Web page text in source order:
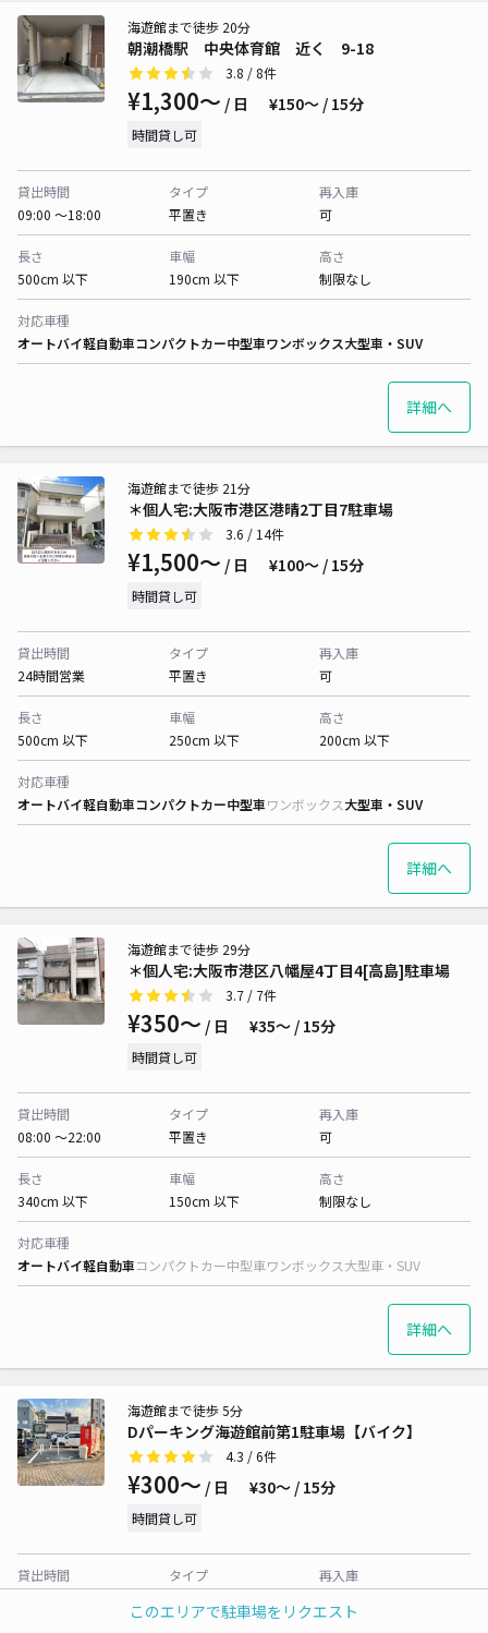
このエリアで駐車場をリクエスト
朝潮橋駅 中央体育館 近く 9-18
海遊館まで徒歩 20分
3.8 / 8件
¥1,300〜 / 日 ¥150〜 / 15分
時間貸し可
貸出時間
09:00 〜18:00
タイプ
平置き
再入庫
可
長さ
500cm 以下
車幅
190cm 以下
高さ
制限なし
対応車種
オートバイ軽自動車コンパクトカー中型車ワンボックス大型車・SUV
詳細へ
＊個人宅:大阪市港区港晴2丁目7駐車場
海遊館まで徒歩 21分
3.6 / 14件
¥1,500〜 / 日 ¥100〜 / 15分
時間貸し可
貸出時間
24時間営業
タイプ
平置き
再入庫
可
長さ
500cm 以下
車幅
250cm 以下
高さ
200cm 以下
対応車種
オートバイ軽自動車コンパクトカー中型車ワンボックス大型車・SUV
詳細へ
＊個人宅:大阪市港区八幡屋4丁目4[高島]駐車場
海遊館まで徒歩 29分
3.7 / 7件
¥350〜 / 日 ¥35〜 / 15分
時間貸し可
貸出時間
08:00 〜22:00
タイプ
平置き
再入庫
可
長さ
340cm 以下
車幅
150cm 以下
高さ
制限なし
対応車種
オートバイ軽自動車コンパクトカー中型車ワンボックス大型車・SUV
詳細へ
Dパーキング海遊館前第1駐車場【バイク】
海遊館まで徒歩 5分
4.3 / 6件
¥300〜 / 日 ¥30〜 / 15分
時間貸し可
貸出時間
タイプ
再入庫